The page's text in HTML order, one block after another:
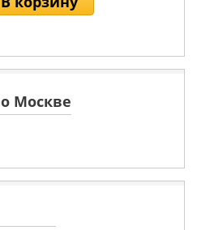
Москве